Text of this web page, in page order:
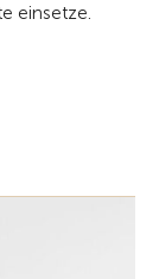
einsetze.